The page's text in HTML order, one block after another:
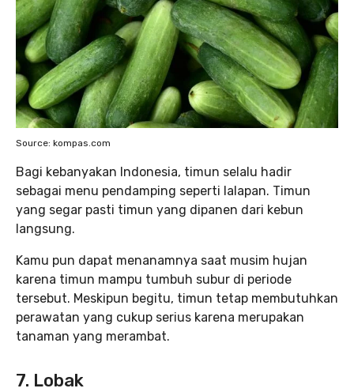
Source: kompas.com
Bagi kebanyakan Indonesia, timun selalu hadir
sebagai menu pendamping seperti lalapan. Timun
yang segar pasti timun yang dipanen dari kebun
langsung.
Kamu pun dapat menanamnya saat musim hujan
karena timun mampu tumbuh subur di periode
tersebut. Meskipun begitu, timun tetap membutuhkan
perawatan yang cukup serius karena merupakan
tanaman yang merambat.
7. Lobak